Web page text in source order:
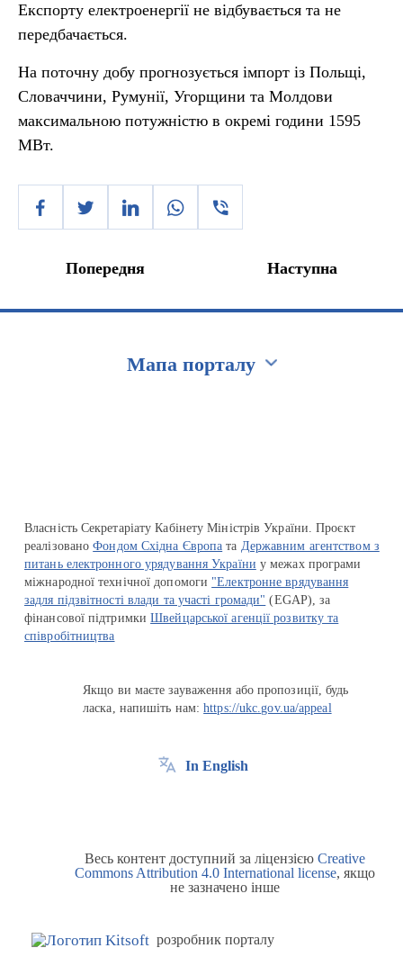
Експорту електроенергії не відбувається та не
передбачається.
На поточну добу прогнозується імпорт із Польщі,
Словаччини, Румунії, Угорщини та Молдови
максимальною потужністю в окремі години 1595
МВт.
Попередня Наступна
Мапа порталу
Власність Секретаріату Кабінету Міністрів України. Проєкт
реалізованоФондом Східна Європа та Державним агентством з
питань електронного урядування України у межах програми
міжнародної технічної допомоги "Електронне врядування
задля підзвітності влади та участі громади" (EGAP), за
фінансової підтримкиШвейцарської агенції розвитку та
співробітництва
Якщо ви маєте зауваження або пропозиції, будь
ласка, напишіть нам:https://ukc.gov.ua/appeal
In English
Весь контент доступний за ліцензією Creative
Commons Attribution 4.0 International license, якщо
не зазначено інше
розробник порталу